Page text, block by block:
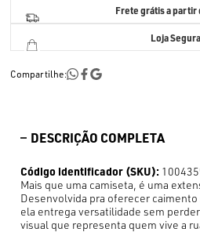
Frete grátis a partir
Loja Segura
Compartilhe:
DESCRIÇÃO COMPLETA
Código identificador (SKU):
Mais que uma camiseta, é uma
Desenvolvida pra oferecer
ela entrega versatilidade sem
visual que representa quem vive a